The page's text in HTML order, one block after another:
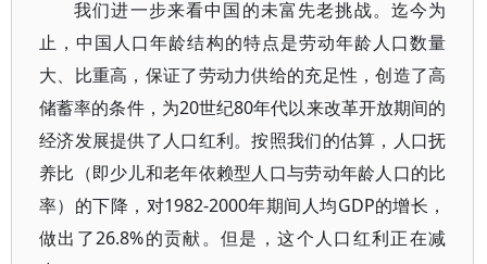
我们进一步来看中国的未富先老挑战。迄今为
止，中国人口年龄结构的特点是劳动年龄人口数量
大、比重高，保证了劳动力供给的充足性，创造了高
储蓄率的条件，为20世纪80年代以来改革开放期间的
经济发展提供了人口红利。按照我们的估算，人口抚
养比（即少儿和老年依赖型人口与劳动年龄人口的比
率）的下降，对1982-2000年期间人均GDP的增长，
做出了26.8%的贡献。但是，这个人口红利正在减